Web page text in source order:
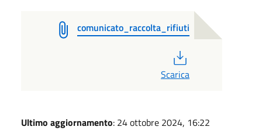
comunicato_raccolta_rifiuti
Scarica
Ultimo aggiornamento: 24 ottobre 2024, 16:22